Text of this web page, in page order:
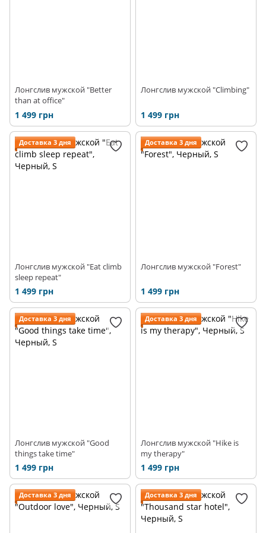
Лонгслив мужской "Better
than at office"
1 499 грн
Лонгслив мужской "Climbing"
1 499 грн
Доставка 3 дня
Лонгслив мужской "Eat climb
sleep repeat"
1 499 грн
Доставка 3 дня
Лонгслив мужской "Forest"
1 499 грн
Доставка 3 дня
Лонгслив мужской "Good
things take time"
1 499 грн
Доставка 3 дня
Лонгслив мужской "Hike is
my therapy"
1 499 грн
Доставка 3 дня Доставка 3 дня